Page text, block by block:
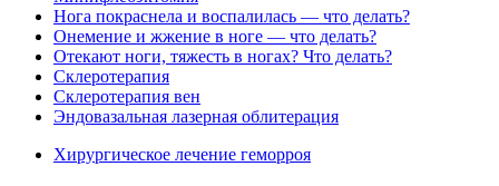
Нога покраснела и воспалилась — что делать?
Онемение и жжение в ноге — что делать?
Отекают ноги, тяжесть в ногах? Что делать?
Склеротерапия
Склеротерапия вен
Эндовазальная лазерная облитерация
Хирургическое лечение геморроя